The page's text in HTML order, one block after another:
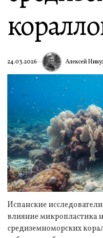
24.03.2026 Алексей
Испанские
влияние микропластика
средиземноморских